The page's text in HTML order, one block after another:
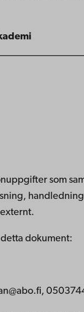
som
dokument: